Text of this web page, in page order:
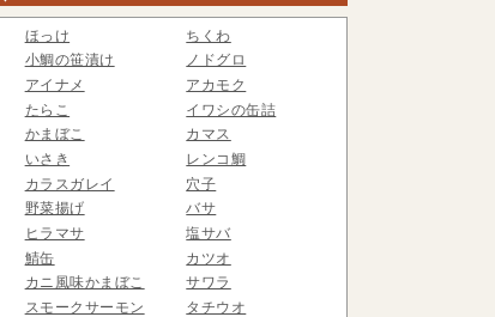
ほっけ
ちくわ
小鯛の笹漬け
ノドグロ
アイナメ
アカモク
たらこ
イワシの缶詰
かまぼこ
カマス
いさき
レンコ鯛
カラスガレイ
穴子
野菜揚げ
バサ
ヒラマサ
塩サバ
鯖缶
カツオ
カニ風味かまぼこ
サワラ
スモークサーモン
タチウオ